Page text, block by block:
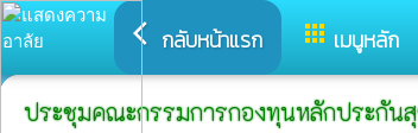
arrow_back_ios กลับหน้าแรก apps เมนูหลัก
ประชุมคณะกรรมการกองทุนหลักประกัน